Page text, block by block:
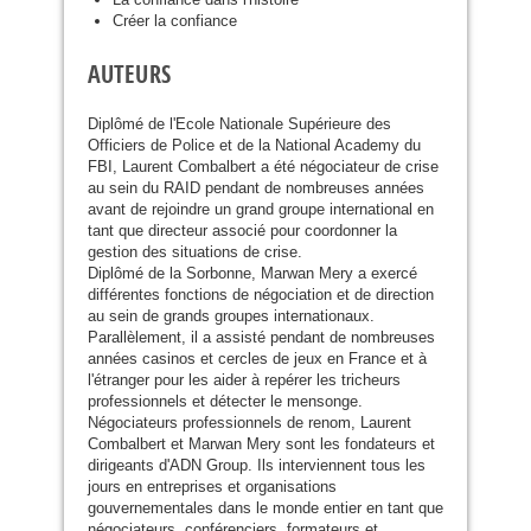
Créer la confiance
AUTEURS
Diplômé de l'Ecole Nationale Supérieure des
Officiers de Police et de la National Academy du
FBI , Laurent Combalbert a été négociateur de crise
au sein du RAID pendant de nombreuses années
avant de rejoindre un grand groupe international en
tant que directeur associé pour coordonner la
gestion des situations de crise.
Diplômé de la Sorbonne, Marwan Mery a exercé
différentes fonctions de négociation et de direction
au sein de grands groupes internationaux.
Parallèlement, il a assisté pendant de nombreuses
années casinos et cercles de jeux en France et à
l'étranger pour les aider à repérer les tricheurs
professionnels et détecter le mensonge.
Négociateurs professionnels de renom, Laurent
Combalbert et Marwan Mery sont les fondateurs et
dirigeants d'ADN Group. Ils interviennent tous les
jours en entreprises et organisations
gouvernementales dans le monde entier en tant que